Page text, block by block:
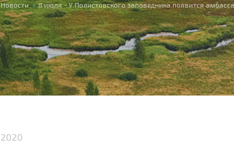
Новости » 8 июля - У Полистовского заповедника появится